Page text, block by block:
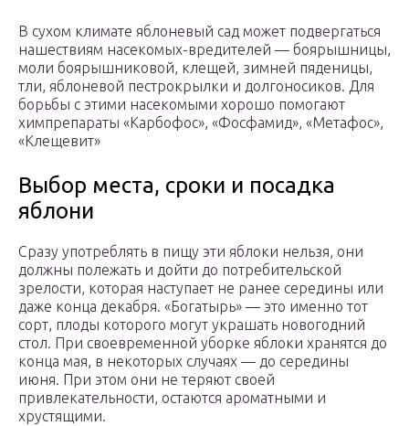
В сухом климате яблоневый сад может подвергаться
нашествиям насекомых-вредителей — боярышницы,
моли боярышниковой, клещей, зимней пяденицы,
тли, яблоневой пестрокрылки и долгоносиков. Для
борьбы с этими насекомыми хорошо помогают
химпрепараты «Карбофос», «Фосфамид», «Метафос»,
«Клещевит»
Выбор места, сроки и посадка
яблони
Сразу употреблять в пищу эти яблоки нельзя, они
должны полежать и дойти до потребительской
зрелости, которая наступает не ранее середины или
даже конца декабря. «Богатырь» — это именно тот
сорт, плоды которого могут украшать новогодний
стол. При своевременной уборке яблоки хранятся до
конца мая, в некоторых случаях — до середины
июня. При этом они не теряют своей
привлекательности, остаются ароматными и
хрустящими.